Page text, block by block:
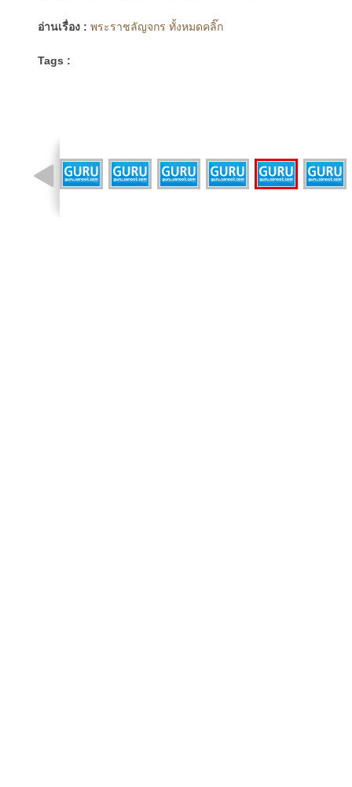
อ่านเรื่อง : พระราชลัญจกร ทั้งหมดคลิ๊ก
Tags :